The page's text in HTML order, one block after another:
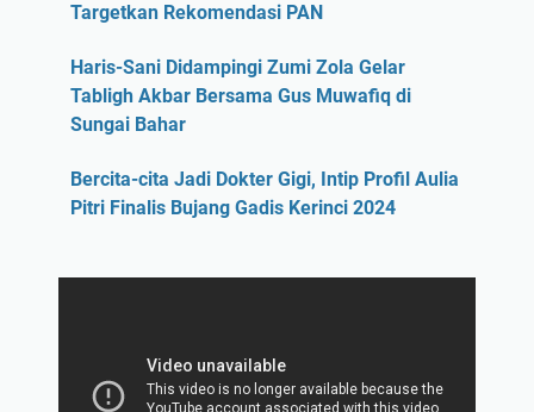
Targetkan Rekomendasi PAN
Haris-Sani Didampingi Zumi Zola Gelar
Tabligh Akbar Bersama Gus Muwafiq di
Sungai Bahar
Bercita-cita Jadi Dokter Gigi, Intip Profil Aulia
Pitri Finalis Bujang Gadis Kerinci 2024